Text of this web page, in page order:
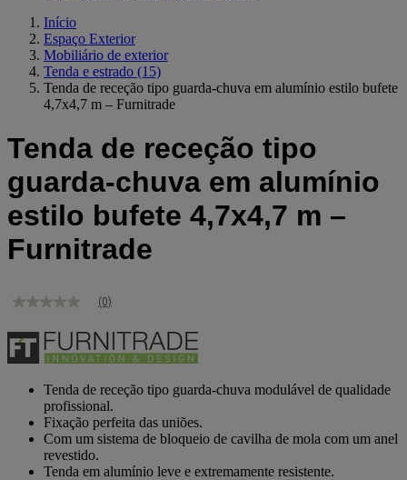
Início
Espaço Exterior
Mobiliário de exterior
Tenda e estrado (15)
Tenda de receção tipo guarda-chuva em alumínio estilo bufete
4,7x4,7 m – Furnitrade
Tenda de receção tipo
guarda-chuva em alumínio
estilo bufete 4,7x4,7 m –
Furnitrade
Sem
de
classificação
Link
mesma
página.
(0)
Tenda de receção tipo guarda-chuva modulável de qualidade
profissional.
Fixação perfeita das uniões.
Com um sistema de bloqueio de cavilha de mola com um anel
revestido.
Tenda em alumínio leve e extremamente resistente.